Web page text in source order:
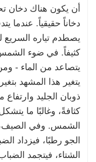
أن يكون هناك دخان
دخاناً حقيقياً. عندما
يصطدم تياره السريع
كثيفاً. في ضوء
يتصاعد من الماء -
يتغير هذا المشهد
ذوبان الجليد
كثافةً، وغالبًا ما
الشمس. وفي الصيف،
الجو رطبًا، فيزداد
الشتاء، فيتجمد